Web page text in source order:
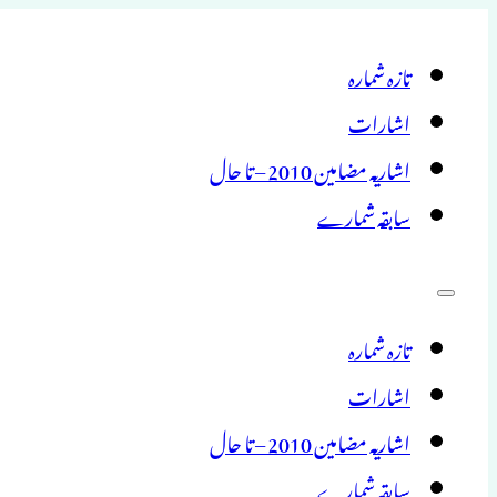
تازہ شمارہ
اشارات
اشاریہ مضامین 2010 – تا حال
سابقہ شمارے
تازہ شمارہ
اشارات
اشاریہ مضامین 2010 – تا حال
سابقہ شمارے